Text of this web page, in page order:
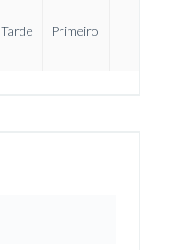
Tarde Primeiro